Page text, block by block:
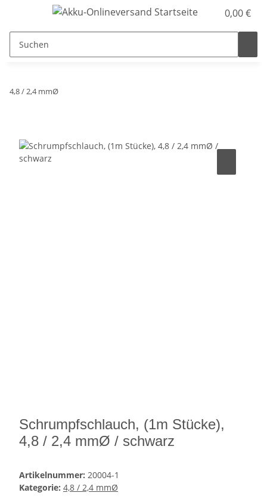
0,00 €
4,8 / 2,4 mmØ
Schrumpfschlauch, (1m Stücke),
4,8 / 2,4 mmØ / schwarz
Artikelnummer: 20004-1
Kategorie: 4,8 / 2,4 mmØ